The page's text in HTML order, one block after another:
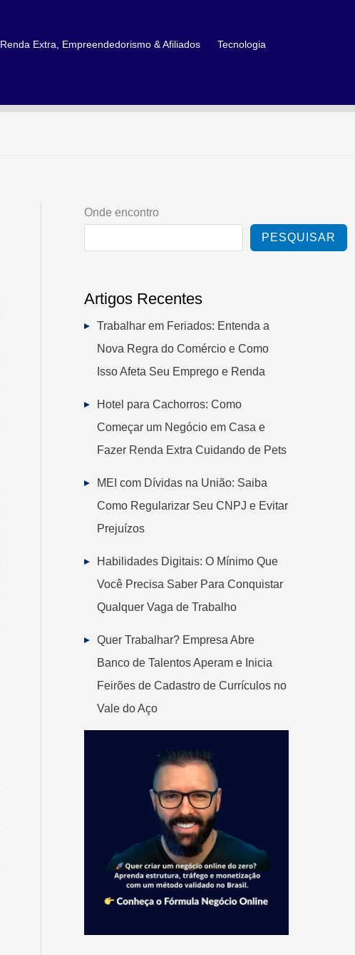
Renda Extra, Empreendedorismo & Afiliados
Tecnologia
Onde encontro
PESQUISAR
Artigos Recentes
Trabalhar em Feriados: Entenda a
Nova Regra do Comércio e Como
Isso Afeta Seu Emprego e Renda
Hotel para Cachorros: Como
Começar um Negócio em Casa e
Fazer Renda Extra Cuidando de Pets
MEI com Dívidas na União: Saiba
Como Regularizar Seu CNPJ e Evitar
Prejuízos
Habilidades Digitais: O Mínimo Que
Você Precisa Saber Para Conquistar
Qualquer Vaga de Trabalho
Quer Trabalhar? Empresa Abre
Banco de Talentos Aperam e Inicia
Feirões de Cadastro de Currículos no
Vale do Aço